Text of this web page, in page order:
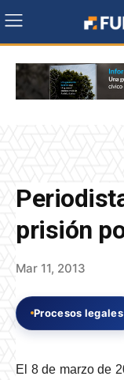
prisión
Mar 11, 2013
Procesos legales
El 8 de marzo de